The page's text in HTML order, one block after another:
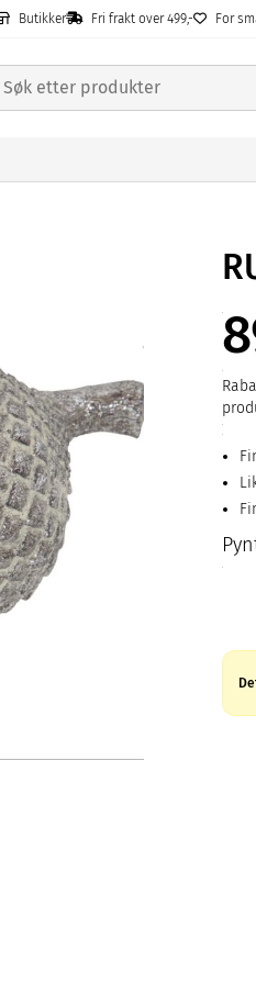
Butikker Fri frakt over 499,- For